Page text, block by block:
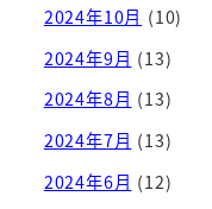
2024年10月 (10)
2024年9月 (13)
2024年8月 (13)
2024年7月 (13)
2024年6月 (12)